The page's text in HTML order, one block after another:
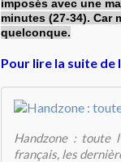
imposés avec une
minutes (27-34). Car
quelconque.
Pour lire la suite de
Handzone : toute
français, les